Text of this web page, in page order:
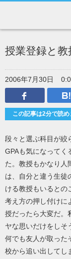
授業登録と
2006年7月30日
この記事は2分で読め
段々と選ぶ科目が絞
GPAも気になってく
た。教授もかなり人
は、自分と違う生徒
ける教授もいるとの
考え方の押し付けに
授だったら大変だ。
ヤな思いだけをしそ
何でも友人が取った
校から追い出してし